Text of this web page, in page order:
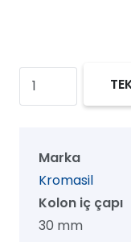
Kromasil
100
HPLC
Kolon,
Marka
Kromasil
Kolon iç çapı
30 mm